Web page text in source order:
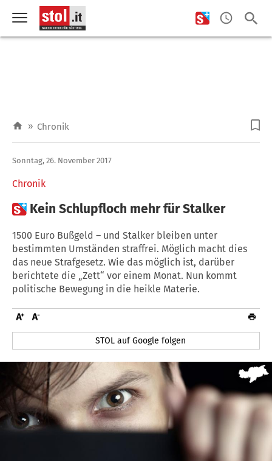
» Chronik
Chronik
Sonntag, 26. November 2017
 Kein Schlupfloch mehr für Stalker
1500 Euro Bußgeld – und Stalker bleiben unter
bestimmten Umständen straffrei. Möglich macht dies
das neue Strafgesetz. Wie das möglich ist, darüber
berichtete die „Zett“ vor einem Monat. Nun kommt
politische Bewegung in die heikle Materie.
STOL auf Google folgen